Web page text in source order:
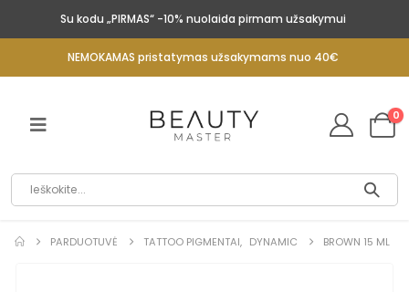
Su kodu „PIRMAS“ -10% nuolaida pirmam užsakymui
NEMOKAMAS pristatymas užsakymams nuo 40€
0
PARDUOTUVĖ TATTOO PIGMENTAI, DYNAMIC BROWN 15 ML